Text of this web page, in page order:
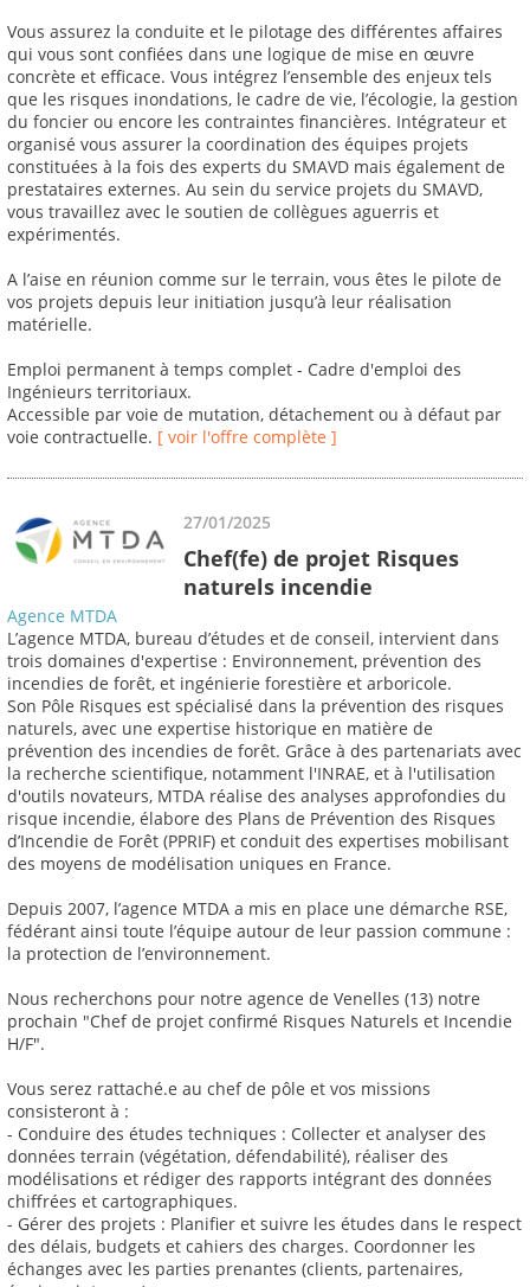
Vous assurez la conduite et le pilotage des différentes affaires
qui vous sont confiées dans une logique de mise en œuvre
concrète et efficace. Vous intégrez l’ensemble des enjeux tels
que les risques inondations, le cadre de vie, l’écologie, la gestion
du foncier ou encore les contraintes financières. Intégrateur et
organisé vous assurer la coordination des équipes projets
constituées à la fois des experts du SMAVD mais également de
prestataires externes. Au sein du service projets du SMAVD,
vous travaillez avec le soutien de collègues aguerris et
expérimentés.
A l’aise en réunion comme sur le terrain, vous êtes le pilote de
vos projets depuis leur initiation jusqu’à leur réalisation
matérielle.
Emploi permanent à temps complet - Cadre d'emploi des
Ingénieurs territoriaux.
Accessible par voie de mutation, détachement ou à défaut par
voie contractuelle. [ voir l'offre complète ]
27/01/2025
Chef(fe) de projet Risques
naturels incendie
Agence MTDA
L’agence MTDA, bureau d’études et de conseil, intervient dans
trois domaines d'expertise : Environnement, prévention des
incendies de forêt, et ingénierie forestière et arboricole.
Son Pôle Risques est spécialisé dans la prévention des risques
naturels, avec une expertise historique en matière de
prévention des incendies de forêt. Grâce à des partenariats avec
la recherche scientifique, notamment l'INRAE, et à l'utilisation
d'outils novateurs, MTDA réalise des analyses approfondies du
risque incendie, élabore des Plans de Prévention des Risques
d’Incendie de Forêt (PPRIF) et conduit des expertises mobilisant
des moyens de modélisation uniques en France.
Depuis 2007, l’agence MTDA a mis en place une démarche RSE,
fédérant ainsi toute l’équipe autour de leur passion commune :
la protection de l’environnement.
Nous recherchons pour notre agence de Venelles (13) notre
prochain "Chef de projet confirmé Risques Naturels et Incendie
H/F".
Vous serez rattaché.e au chef de pôle et vos missions
consisteront à :
- Conduire des études techniques : Collecter et analyser des
données terrain (végétation, défendabilité), réaliser des
modélisations et rédiger des rapports intégrant des données
chiffrées et cartographiques.
- Gérer des projets : Planifier et suivre les études dans le respect
des délais, budgets et cahiers des charges. Coordonner les
échanges avec les parties prenantes (clients, partenaires,